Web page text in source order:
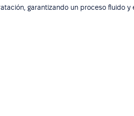
garantizando un proceso fluido y